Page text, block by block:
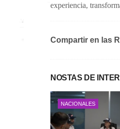
experiencia,
Compartir en las
NOSTAS DE
NACIONALES